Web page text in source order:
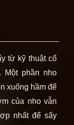
từ kỹ thuật cổ
phần nho
xuống hầm để
của nho vẫn
nhất để sấy